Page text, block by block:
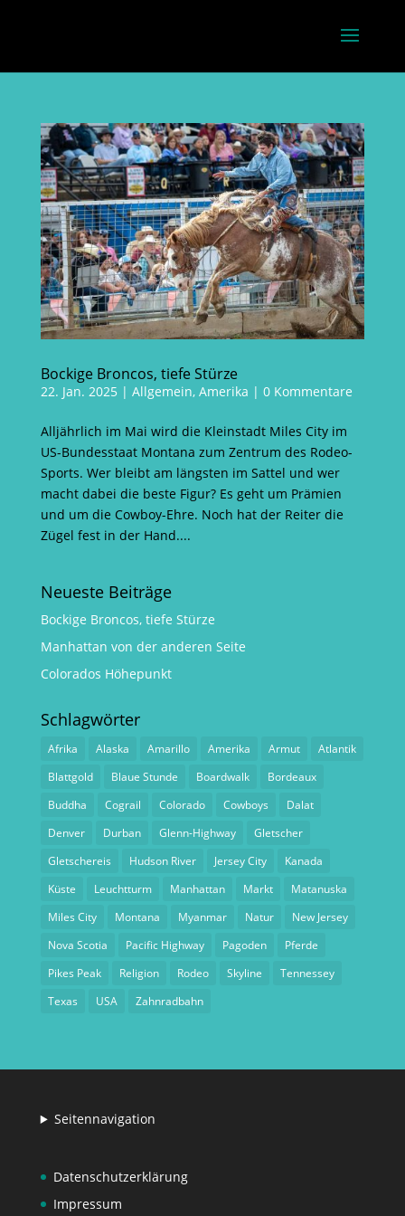
Bockige Broncos, tiefe Stürze
22. Jan. 2025| Allgemein, Amerika | 0 Kommentare
Alljährlich im Mai wird die Kleinstadt Miles City im
US-Bundesstaat Montana zum Zentrum des Rodeo-
Sports. Wer bleibt am längsten im Sattel und wer
macht dabei die beste Figur? Es geht um Prämien
und um die Cowboy-Ehre. Noch hat der Reiter die
Zügel fest in der Hand....
Neueste Beiträge
Bockige Broncos, tiefe Stürze
Manhattan von der anderen Seite
Colorados Höhepunkt
Schlagwörter
Afrika Alaska Amarillo Amerika Armut
Atlantik
Blattgold
Blaue Stunde Boardwalk
Bordeaux
Buddha
Cograil Colorado Cowboys
Dalat
Denver
Durban Glenn-Highway
Gletscher
Gletschereis
Hudson River Jersey City
Kanada
Küste
Leuchtturm Manhattan Markt
Matanuska
Miles City
Montana Myanmar Natur
New Jersey
Nova Scotia
Pacific Highway Pagoden
Pferde
Pikes Peak
Religion Rodeo Skyline
Tennessey
Texas
USA Zahnradbahn
Seitennavigation
Datenschutzerklärung
Impressum